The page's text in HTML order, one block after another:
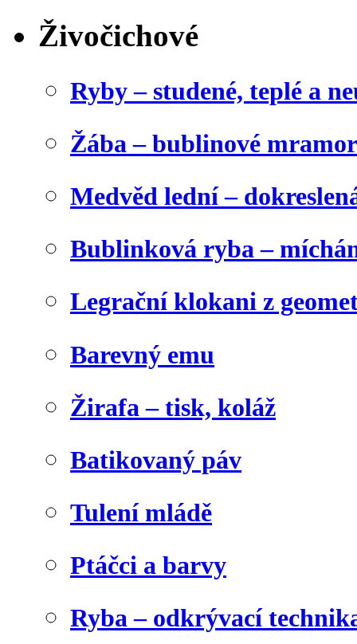
Živočichové
Ryby – studené, teplé a
Žába – bublinové
Medvěd lední –
Bublinková ryba –
Legrační klokani z
Barevný emu
Žirafa – tisk, koláž
Batikovaný páv
Tulení mládě
Ptáčci a barvy
Ryba – odkrývací